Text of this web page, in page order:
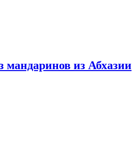
мандаринов из Абхазии